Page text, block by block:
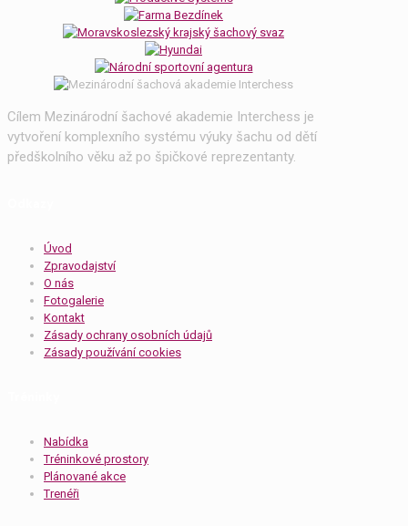
Cílem Mezinárodní šachové akademie Interchess je
vytvoření komplexního systému výuky šachu od dětí
předškolního věku až po špičkové reprezentanty.
Úvod
Zpravodajství
O nás
Fotogalerie
Kontakt
Zásady ochrany osobních údajů
Zásady používání cookies
Nabídka
Tréninkové prostory
Plánované akce
Trenéři